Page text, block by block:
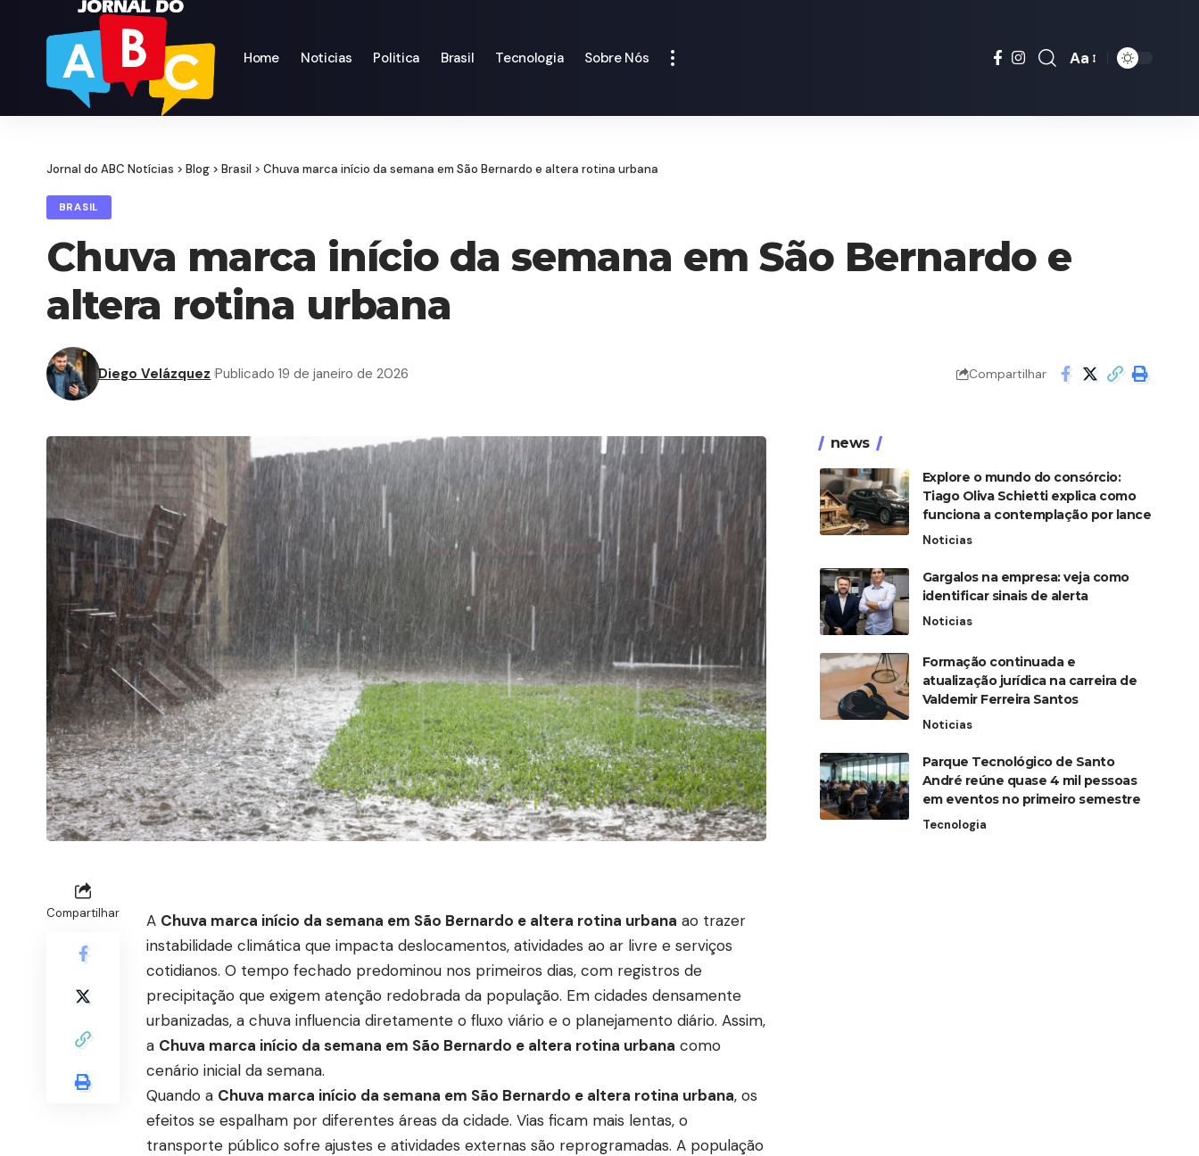
Home Noticias Politica Brasil Tecnologia Sobre Nós
Font
Aa
Jornal do ABC Notícias > Blog > Brasil > Chuva marca início da semana em São Bernardo e altera rotina urbana
BRASIL
Chuva marca início da semana em São Bernardo e
altera rotina urbana
Diego Velázquez Publicado 19 de janeiro de 2026 Compartilhar
Compartilhar A Chuva marca início da semana em São Bernardo e altera rotina urbana ao trazer
instabilidade climática que impacta deslocamentos, atividades ao ar livre e serviços
cotidianos. O tempo fechado predominou nos primeiros dias, com registros de
precipitação que exigem atenção redobrada da população. Em cidades densamente
urbanizadas, a chuva influencia diretamente o fluxo viário e o planejamento diário. Assim,
a Chuva marca início da semana em São Bernardo e altera rotina urbana como
cenário inicial da semana.
Quando a Chuva marca início da semana em São Bernardo e altera rotina urbana, os
efeitos se espalham por diferentes áreas da cidade. Vias ficam mais lentas, o
transporte público sofre ajustes e atividades externas são reprogramadas. A população
news
Explore o mundo do consórcio:
Tiago Oliva Schietti explica como
funciona a contemplação por lance
Noticias
Gargalos na empresa: veja como
identificar sinais de alerta
Noticias
Formação continuada e
atualização jurídica na carreira de
Valdemir Ferreira Santos
Noticias
Parque Tecnológico de Santo
André reúne quase 4 mil pessoas
em eventos no primeiro semestre
Tecnologia